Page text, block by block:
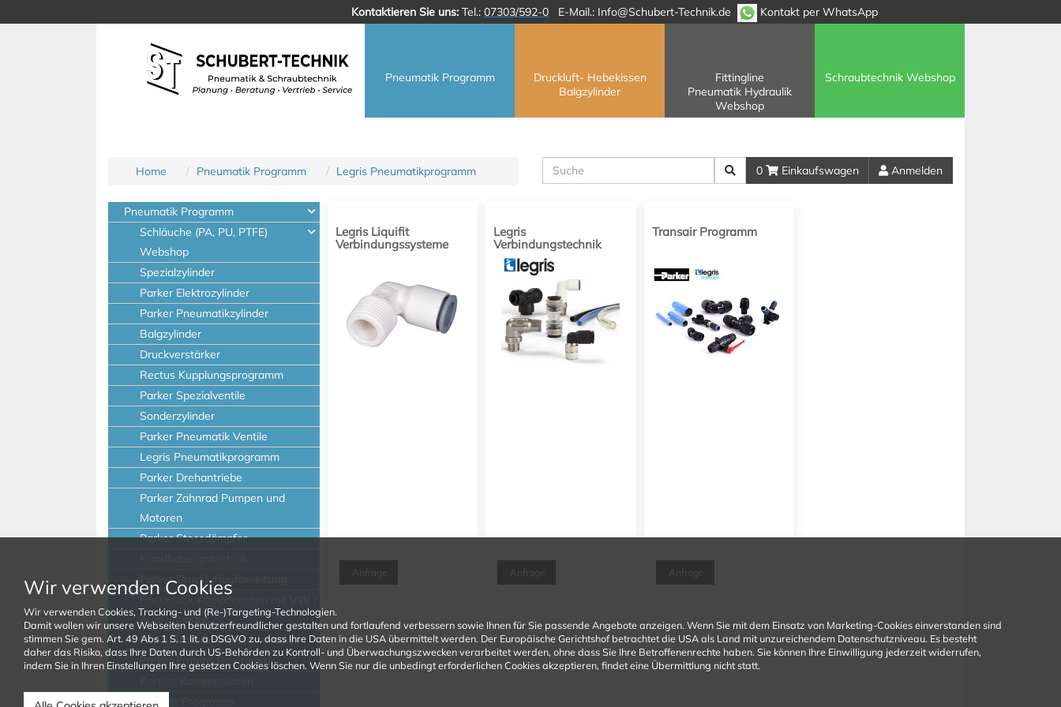
Wir verwenden Cookies
Wir verwenden Cookies, Tracking- und (Re-)Targeting-Technologien.
Damit wollen wir unsere Webseiten benutzerfreundlicher gestalten und fortlaufend verbessern sowie Ihnen für Sie passende Angebote anzeigen. Wenn Sie mit dem Einsatz von Marketing-Cookies einverstanden sind
stimmen Sie gem. Art. 49 Abs 1 S. 1 lit. a DSGVO zu, dass Ihre Daten in die USA übermittelt werden. Der Europäische Gerichtshof betrachtet die USA als Land mit unzureichendem Datenschutzniveau. Es besteht
daher das Risiko, dass Ihre Daten durch US-Behörden zu Kontroll- und Überwachungszwecken verarbeitet werden, ohne dass Sie Ihre Betroffenenrechte haben. Sie können Ihre Einwilligung jederzeit widerrufen,
indem Sie in Ihren Einstellungen Ihre gesetzen Cookies löschen. Wenn Sie nur die unbedingt erforderlichen Cookies akzeptieren, findet eine Übermittlung nicht statt.
Kontaktieren Sie uns: Tel.: 07303/592-0 E-Mail.: Info@Schubert-Technik.de Kontakt per WhatsApp
Pneumatik Programm
Druckluft- Hebekissen
Balgzylinder
Fittingline
Pneumatik Hydraulik
Webshop
Schraubtechnik Webshop
Home Pneumatik Programm Legris Pneumatikprogramm 0 Einkaufswagen Anmelden
Pneumatik Programm
Schläuche (PA, PU, PTFE)
Webshop
Spezialzylinder
Parker Elektrozylinder
Parker Pneumatikzylinder
Balgzylinder
Druckverstärker
Rectus Kupplungsprogramm
Parker Spezialventile
Sonderzylinder
Parker Pneumatik Ventile
Legris Pneumatikprogramm
Parker Drehantriebe
Parker Zahnrad Pumpen und
Motoren
Parker Stossdämpfer
Parker Druckluftaufbereitung
Pneumatik Komponenten mit VW /
Audi Freigabe
Parker Vakuum Komponenten
Parker Ermeto-Programm
Prevost Programm
Legris Liquifit
Verbindungssysteme
für Getränke und
Anfrage
Legris
Verbindungstechnik
Anfrage
Transair Programm
Anfrage